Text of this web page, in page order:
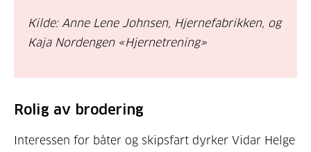
Kilde: Anne Lene Johnsen, Hjernefabrikken, og
Kaja Nordengen «Hjernetrening»
Rolig av brodering
Interessen for båter og skipsfart dyrker Vidar Helge